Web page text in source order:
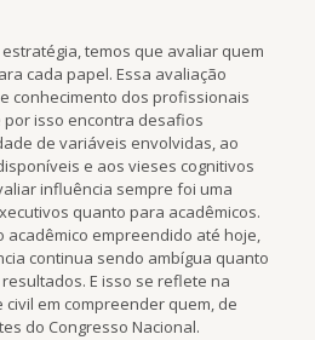
temos que avaliar quem
cada papel. Essa avaliação
conhecimento dos profissionais
por isso encontra desafios
de variáveis envolvidas, ao
e aos vieses cognitivos
influência sempre foi uma
quanto para acadêmicos.
acadêmico empreendido até hoje,
continua sendo ambígua quanto
E isso se reflete na
em compreender quem, de
do Congresso Nacional.